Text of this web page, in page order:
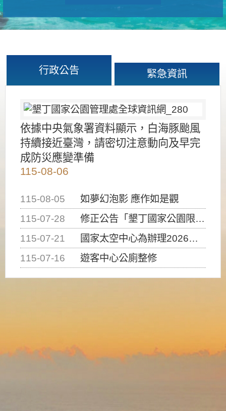
行政公告 緊急資訊
依據中央氣象署資料顯示，白海豚颱風
持續接近臺灣，請密切注意動向及早完
成防災應變準備
115-08-06
115-08-05
如夢幻泡影 應作如是觀
115-07-28
修正公告「墾丁國家公園限制水域遊憩活動之種類、範圍、時間及行為」，自即日生效。
115-07-21
國家太空中心為辦理2026台灣盃火箭競賽，陸、海、空域警戒及協調相關事宜，因颱風備案事宜
115-07-16
遊客中心公廁整修